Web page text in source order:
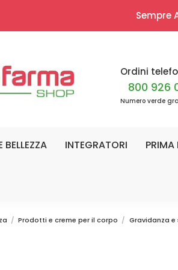
Sempre
Ordini
800 926
Numero verde
BELLEZZA INTEGRATORI PRIMA
Prodotti e creme per il corpo Gravidanza